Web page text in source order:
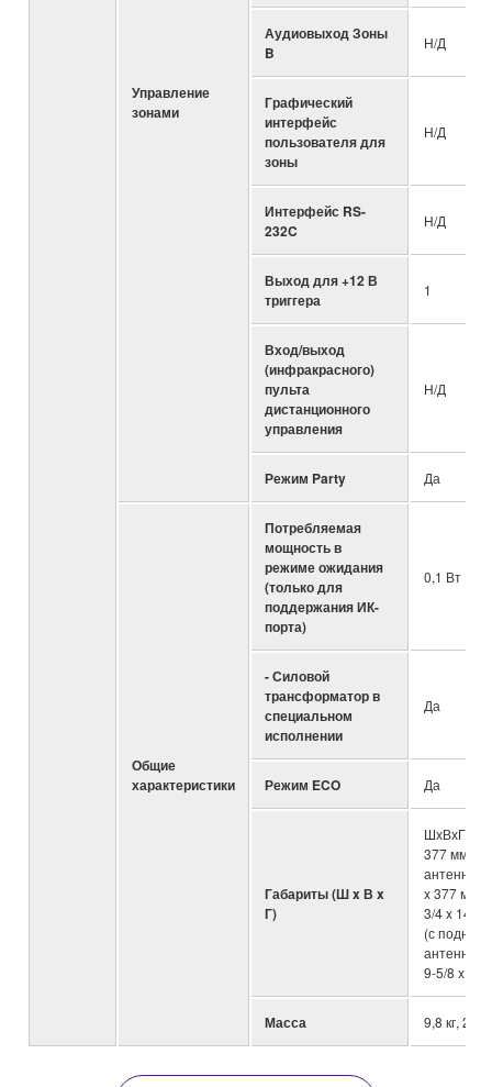
Управление
зонами
Аудиовыход Зоны
B
Н/Д
Графический
интерфейс
пользователя для
зоны
Н/Д
Интерфейс RS-
232C
Н/Д
Выход для +12 В
триггера
1
Вход/выход
(инфракрасного)
пульта
дистанционного
управления
Н/Д
Режим Party Да
Общие
характеристики
Потребляемая
мощность в
режиме ожидания
(только для
поддержания ИК-
порта)
0,1 Вт
- Силовой
трансформатор в
специальном
исполнении
Да
Режим ECO Да
Габариты (Ш x В x
Г)
ШхВхГ:
377 мм (с
антенной:
x 377 мм);
3/4 x 14-
(с
антенной:
9-5/8 x 14-
Масса 9,8 кг,